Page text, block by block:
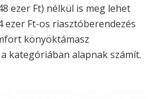
ezer Ft) nélkül is meg lehet
ezer Ft-os riasztóberendezés
könyöktámasz
kategóriában alapnak számít.